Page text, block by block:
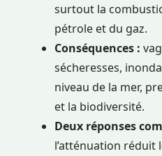
surtout la
pétrole et du gaz.
Conséquences :
sécheresses,
niveau de la mer,
et la biodiversité.
Deux réponses
l’atténuation réduit